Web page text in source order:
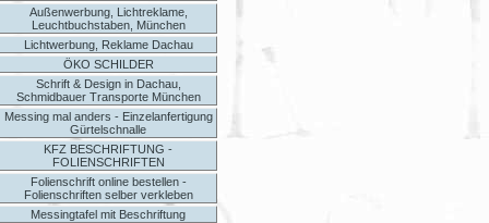
Außenwerbung, Lichtreklame,
Leuchtbuchstaben, München
Lichtwerbung, Reklame Dachau
ÖKO SCHILDER
Schrift & Design in Dachau,
Schmidbauer Transporte München
Messing mal anders - Einzelanfertigung
Gürtelschnalle
KFZ BESCHRIFTUNG -
FOLIENSCHRIFTEN
Folienschrift online bestellen -
Folienschriften selber verkleben
Messingtafel mit Beschriftung